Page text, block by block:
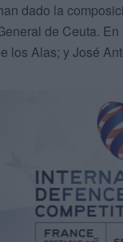
dado la
de Ceuta.
los Alas; y José